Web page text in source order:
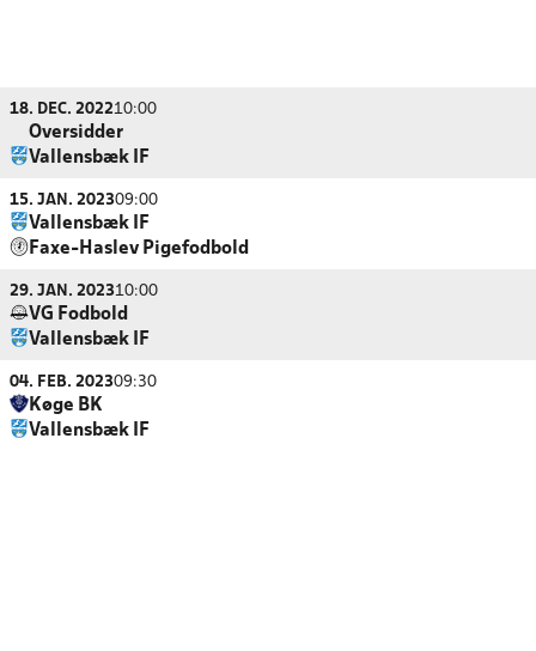
18. DEC. 202210:00
Oversidder
Vallensbæk IF
15. JAN. 202309:00
Vallensbæk IF
Faxe-Haslev Pigefodbold
29. JAN. 202310:00
VG Fodbold
Vallensbæk IF
04. FEB. 202309:30
Køge BK
Vallensbæk IF